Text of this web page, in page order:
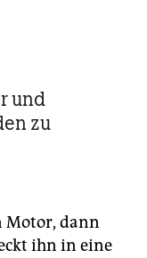
und
zu
Motor, dann
ihn in eine